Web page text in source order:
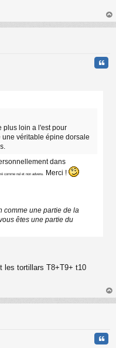
au
plus loin a l'est pour
véritable épine dorsale
dans
comme nul et non advenu. Merci !
comme une partie de la
êtes une partie du
les tortillars T8+T9+ t10
au